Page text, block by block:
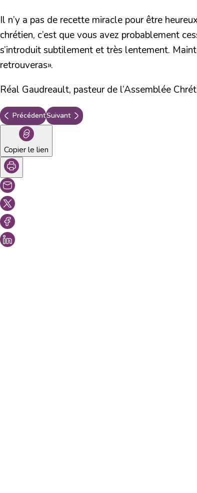
Il n’y a pas de recette miracle pour être
chrétien, c’est que vous avez probablement
s’introduit subtilement et très lentement.
retrouveras».
Réal Gaudreault, pasteur de l’Assemblée
PrécédentSuivant
Copier le lien